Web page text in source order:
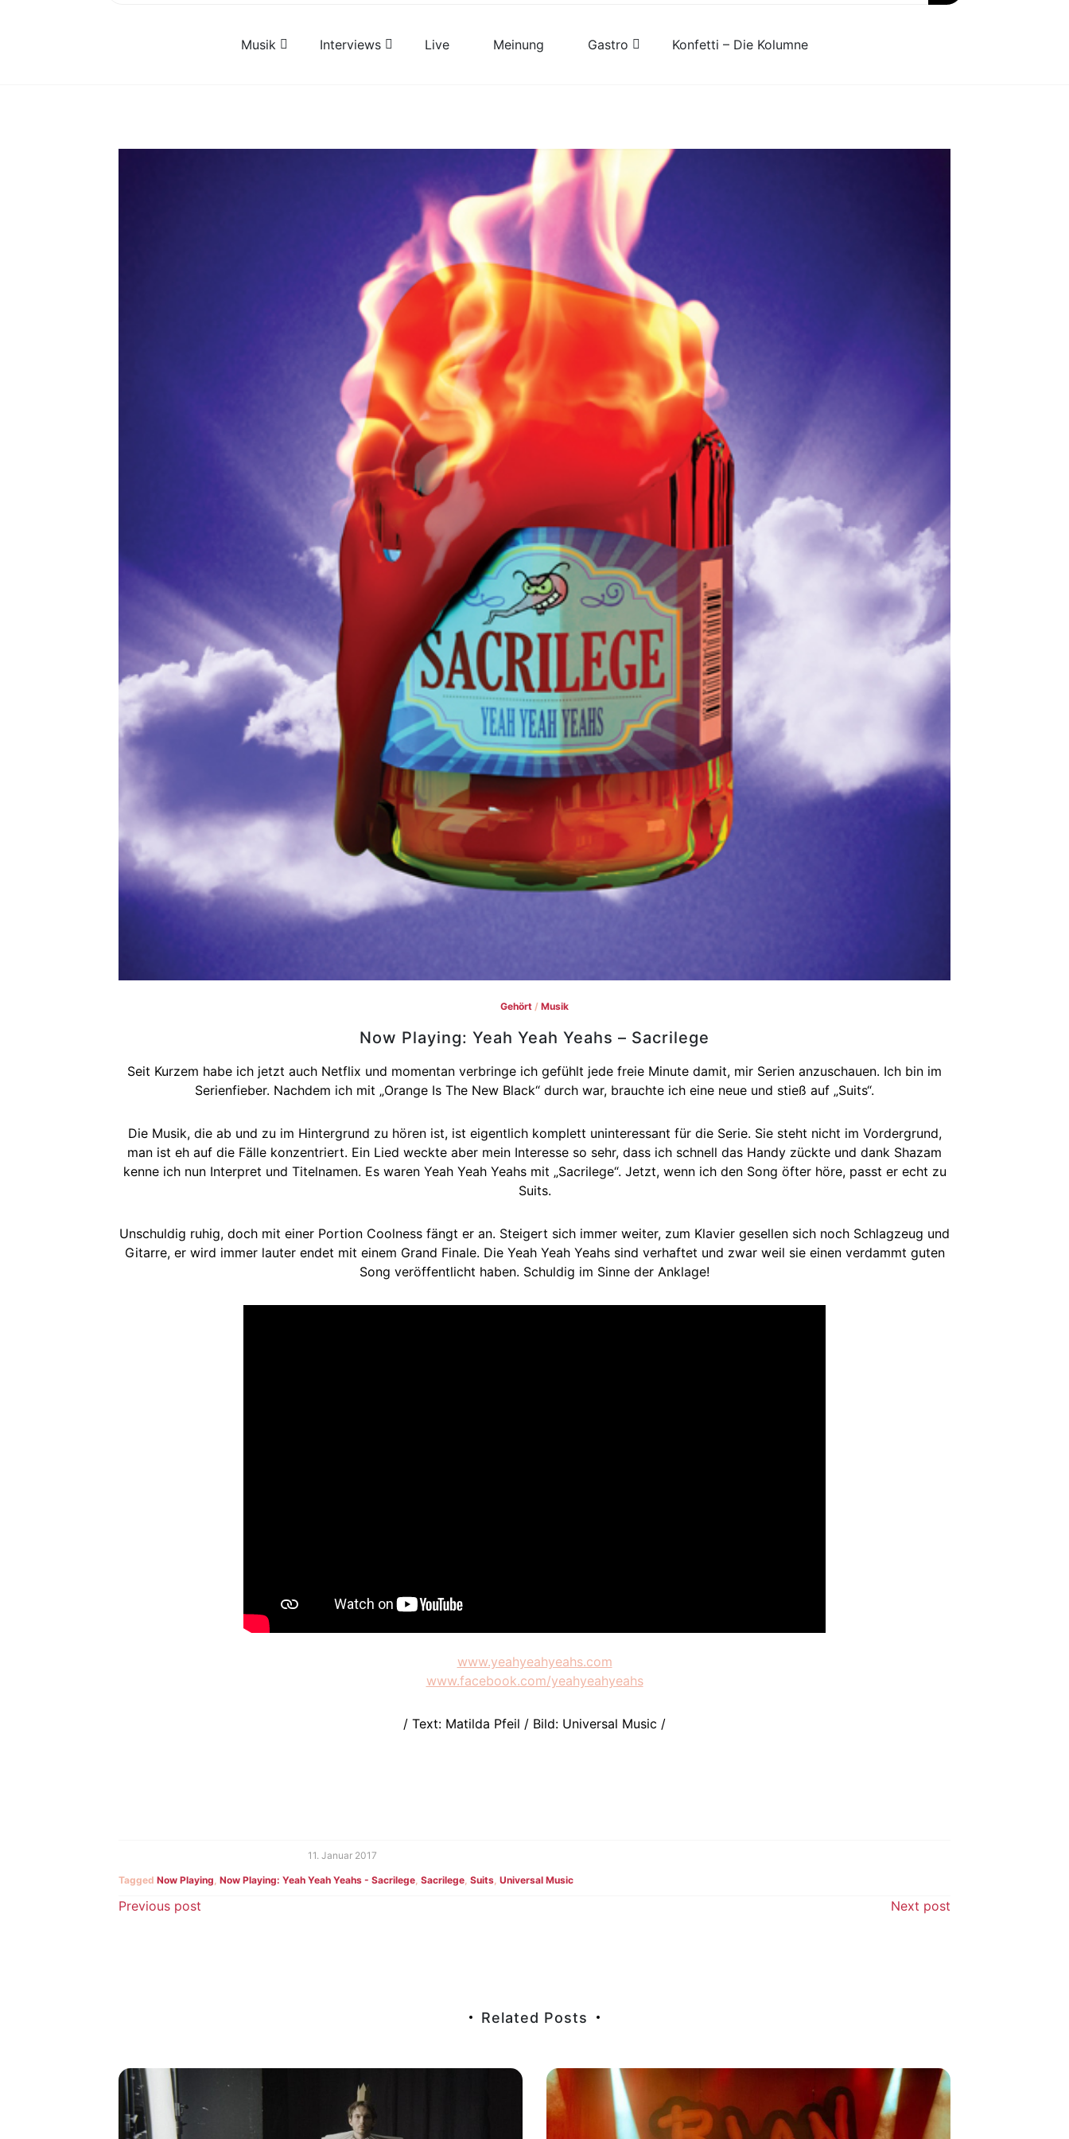
Musik Interviews Live Meinung Gastro Konfetti – Die Kolumne
Gehört / Musik
Now Playing: Yeah Yeah Yeahs – Sacrilege
Seit Kurzem habe ich jetzt auch Netflix und momentan verbringe ich gefühlt jede freie Minute damit, mir Serien anzuschauen. Ich bin im
Serienfieber. Nachdem ich mit „Orange Is The New Black“ durch war, brauchte ich eine neue und stieß auf „Suits“.
Die Musik, die ab und zu im Hintergrund zu hören ist, ist eigentlich komplett uninteressant für die Serie. Sie steht nicht im Vordergrund,
man ist eh auf die Fälle konzentriert. Ein Lied weckte aber mein Interesse so sehr, dass ich schnell das Handy zückte und dank Shazam
kenne ich nun Interpret und Titelnamen. Es waren Yeah Yeah Yeahs mit „Sacrilege“. Jetzt, wenn ich den Song öfter höre, passt er echt zu
Suits.
Unschuldig ruhig, doch mit einer Portion Coolness fängt er an. Steigert sich immer weiter, zum Klavier gesellen sich noch Schlagzeug und
Gitarre, er wird immer lauter endet mit einem Grand Finale. Die Yeah Yeah Yeahs sind verhaftet und zwar weil sie einen verdammt guten
Song veröffentlicht haben. Schuldig im Sinne der Anklage!
www.yeahyeahyeahs.com
www.facebook.com/yeahyeahyeahs
/ Text: Matilda Pfeil / Bild: Universal Music /
11. Januar 2017
TaggedNow Playing ,Now Playing: Yeah Yeah Yeahs - Sacrilege ,Sacrilege ,Suits ,Universal Music
Beitragsnavigation
Previous post Next post
Related Posts